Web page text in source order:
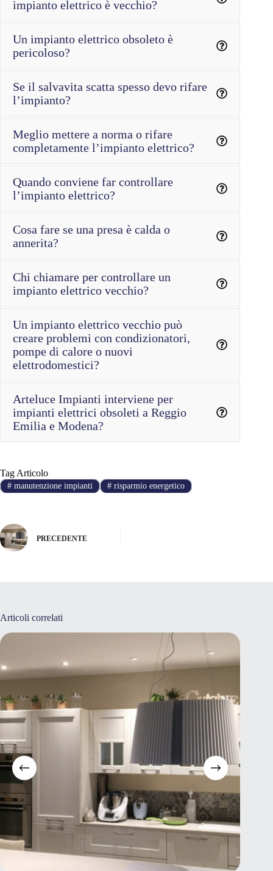
impianto elettrico è vecchio?
elettricista qualificato
Un impianto elettrico obsoleto è
pericoloso?
Se il salvavita scatta spesso devo rifare
l’impianto?
rifacimento dell’impianto elettrico
Meglio mettere a norma o rifare
completamente l’impianto elettrico?
rifacimento
completo
Quando conviene far controllare
l’impianto elettrico?
calore
Cosa fare se una presa è calda o
annerita?
Chi chiamare per controllare un
impianto elettrico vecchio?
impianti elettrici civili
impianti elettrici industriali
Un impianto elettrico vecchio può
creare problemi con condizionatori,
pompe di calore o nuovi
elettrodomestici?
condizionatori
pompe di calore
Arteluce Impianti interviene per
impianti elettrici obsoleti a Reggio
Emilia e Modena?
elettrici civili
impianti elettrici industriali
Tag Articolo
#manutenzione impianti #risparmio energetico
PRECEDENTE
Articoli correlati